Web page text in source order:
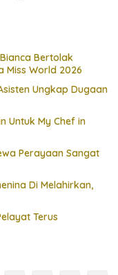
Bertolak
Miss World 2026
Ungkap Dugaan
Untuk My Chef in
Perayaan Sangat
Di Melahirkan,
Terus